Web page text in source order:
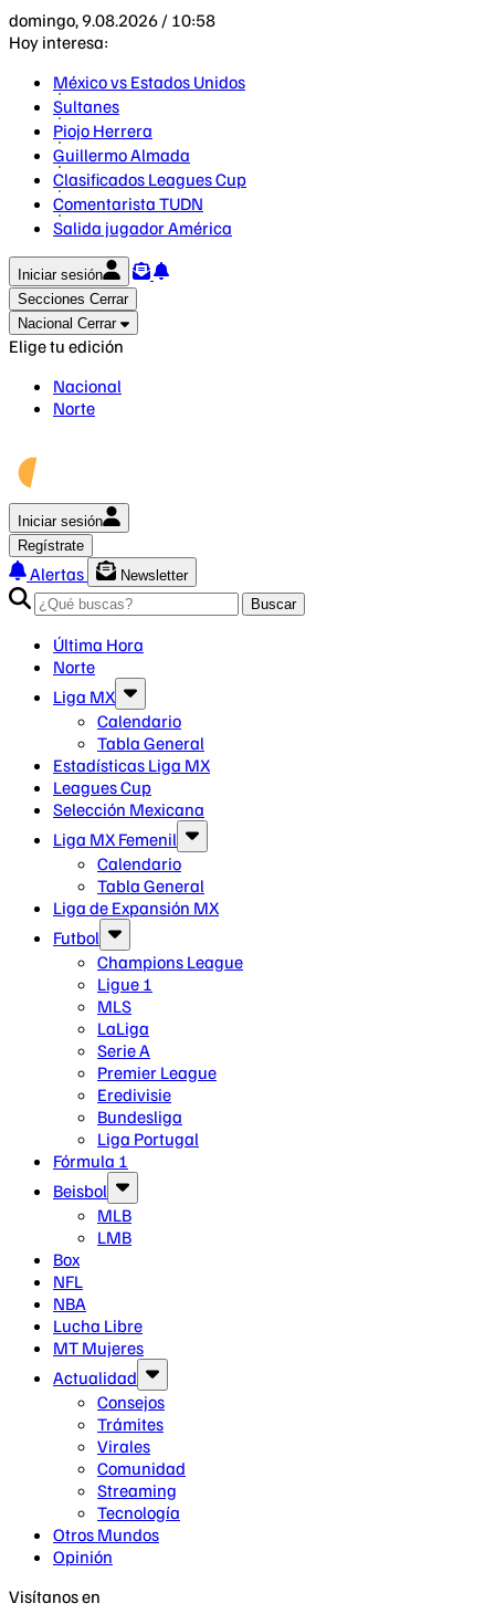
domingo, 9.08.2026 / 10:58
Hoy interesa:
México vs Estados Unidos
Sultanes
Piojo Herrera
Guillermo Almada
Clasificados Leagues Cup
Comentarista TUDN
Salida jugador América
Iniciar sesión
Secciones Cerrar
Nacional Cerrar
Elige tu edición
Nacional
Norte
Iniciar sesión
Regístrate
Alertas
Newsletter
Buscar
Última Hora
Norte
Liga MX
Calendario
Tabla General
Estadísticas Liga MX
Leagues Cup
Selección Mexicana
Liga MX Femenil
Calendario
Tabla General
Liga de Expansión MX
Futbol
Champions League
Ligue 1
MLS
LaLiga
Serie A
Premier League
Eredivisie
Bundesliga
Liga Portugal
Fórmula 1
Beisbol
MLB
LMB
Box
NFL
NBA
Lucha Libre
MT Mujeres
Actualidad
Consejos
Trámites
Virales
Comunidad
Streaming
Tecnología
Otros Mundos
Opinión
Visítanos en